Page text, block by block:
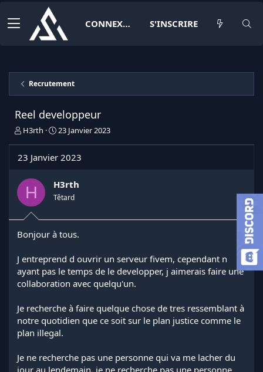
CONNEXION S'INSCRIRE
Recrutement
Reel developpeur
I
t
a
e
u
d
l
d
i
c
u
s
o
H3rth
D
e
e
d
é
t
23 Janvier 2023
23 Janvier 2023
H H3rth
Têtard
Bonjour à tous.
J entreprend d ouvrir un serveur fivem, cependant n
ayant pas le temps de le developper, j aimerais faire une
collaboration avec quelqu'un.
Je recherche à faire quelque chose de tres ressemblant à
notre quotidien que ce soit sur le plan justice comme le
plan illegal.
Je ne recherche pas une personne qui va me lacher du
jour au lendemain, je ne recherche pas une personne